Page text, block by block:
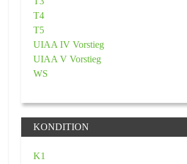
T4
T5
UIAA IV Vorstieg
UIAA V Vorstieg
WS
KONDITION
K1